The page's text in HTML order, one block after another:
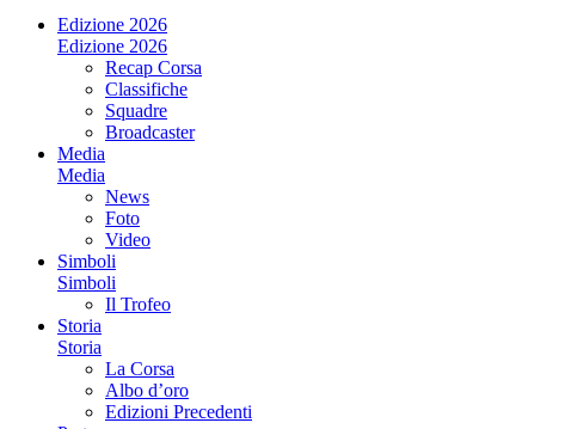
Edizione 2026
Edizione 2026
Recap Corsa
Classifiche
Squadre
Broadcaster
Media
Media
News
Foto
Video
Simboli
Simboli
Il Trofeo
Storia
Storia
La Corsa
Albo d’oro
Edizioni Precedenti